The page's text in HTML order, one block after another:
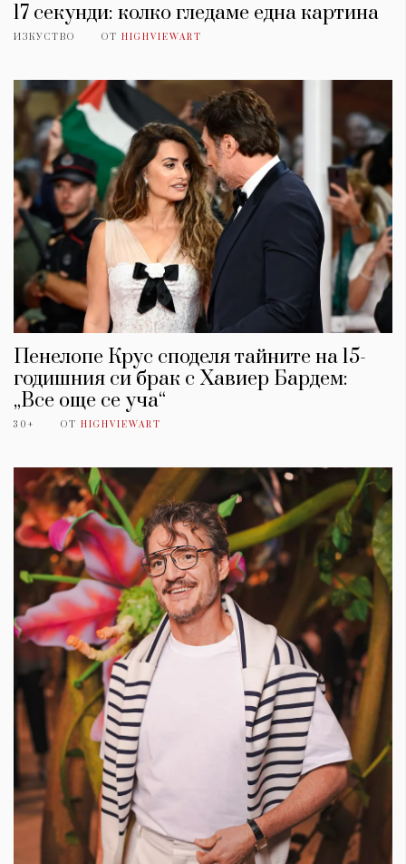
17 секунди: колко гледаме една картина
ИЗКУСТВО ОТ HIGHVIEWART
Пенелопе Крус споделя тайните на 15-
годишния си брак с Хавиер Бардем:
„Все още се уча“
30+ ОТ HIGHVIEWART